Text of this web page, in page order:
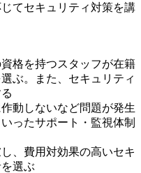
てセキュリティ対策を講
格を持つスタッフが在籍
ぶ。また、セキュリティ
動しないなど問題が発生
ったサポート・監視体制
、費用対効果の高いセキ
選ぶ